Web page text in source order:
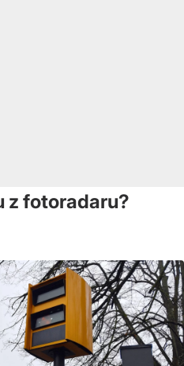
z fotoradaru?